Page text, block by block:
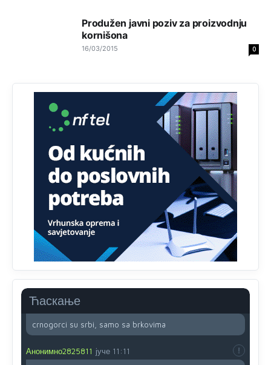
Produžen javni poziv za proizvodnju
kornišona
16/03/2015 0
Ћаскање
koristi internet, niti ima pristup računarima
Анонимно2818605 8/8/2026
Анонимно2818605 8/8/2026
Ovo pravilo jeste unijelo opravdan strah, posebno kada
su u pitanju starije osobe, osobe sa slabijim vidom ili
drhtavom rukom
Анонимно2819033 8/8/2026
Yes,nekada je bila corava kutija za IZBORE a danas su
coravi biraci.
Анонимно2553747 8/8/2026 2:53
muvjerujem.tekmi je 50 godina.
Анонимно2800732
crnogorci su srbi, samo sa brkovima
Анонимно2825811 јуче 11:11